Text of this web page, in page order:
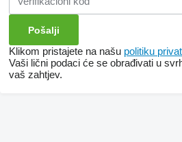
Klikom pristajete na našu politiku
Vaši lični podaci će se obrađivati ​​u
vaš zahtjev.